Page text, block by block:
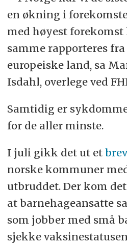
en økning i
med høyest forekomst
samme rapporteres
europeiske land, sa
Isdahl, overlege ved
Samtidig er
for de aller minste.
I juli gikk det ut et brev
norske kommuner
utbruddet. Der kom
at barnehageansatte
som jobber med små
sjekke